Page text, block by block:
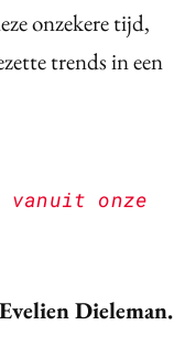
onzekere tijd,
trends in een
vanuit onze
Dieleman.